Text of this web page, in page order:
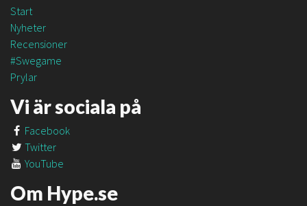
Start
Nyheter
Recensioner
#Swegame
Prylar
Vi är sociala på
Facebook
Twitter
YouTube
Om Hype.se